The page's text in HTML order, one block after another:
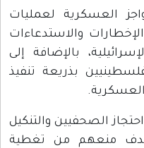
العسكرية لعمليات
والاستدعاءات
بالإضافة إلى
بذريعة تنفيذ
الصحفيين والتنكيل
منعهم من تغطية